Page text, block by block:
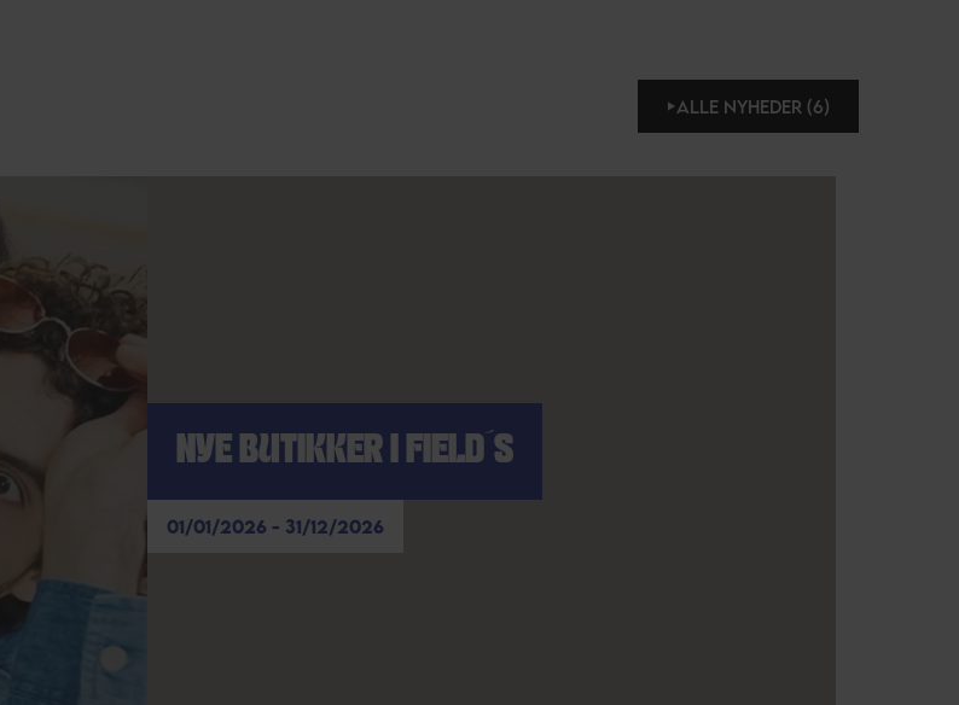
ALLE NYHEDER (6)
NYE BUTIKKER I FIELD´S
01/01/2026 - 31/12/2026